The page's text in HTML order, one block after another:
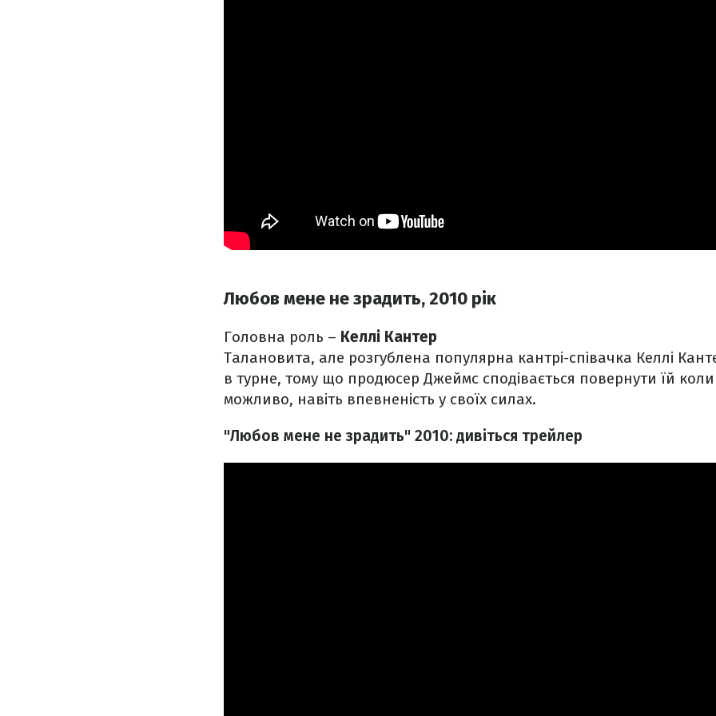
Любов мене не зрадить, 2010 рік
Головна роль – Келлі Кантер
Талановита, але розгублена популярна кантрі-співачка Келлі
в турне, тому що продюсер Джеймс сподівається повернути їй
можливо, навіть впевненість у своїх силах.
"Любов мене не зрадить" 2010: дивіться трейлер